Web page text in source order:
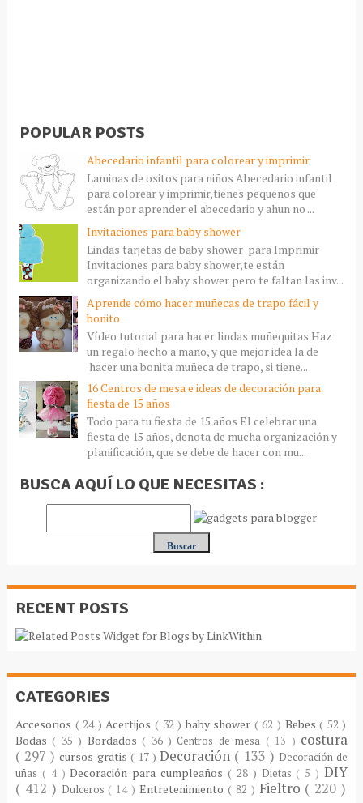
POPULAR POSTS
Abecedario infantil para colorear y imprimir
Laminas de ositos para niños Abecedario infantil
para colorear y imprimir,tienes pequeños que
están por aprender el abecedario y ahun no ...
Invitaciones para baby shower
Lindas tarjetas de baby shower para Imprimir
Invitaciones para baby shower,te están
organizando el baby shower pero te faltan las inv...
Aprende cómo hacer muñecas de trapo fácil y
bonito
Vídeo tutorial para hacer lindas muñequitas Haz
un regalo hecho a mano, y que mejor idea la de
hacer una bonita muñeca de trapo, si tiene...
16 Centros de mesa e ideas de decoración para
fiesta de 15 años
Todo para tu fiesta de 15 años El celebrar una
fiesta de 15 años, denota de mucha organización y
planificación, que se debe de hacer con mu...
BUSCA AQUÍ LO QUE NECESITAS :
RECENT POSTS
CATEGORIES
Accesorios ( 24 )Acertijos ( 32 ) baby shower ( 62 ) Bebes( 52 )
Bodas( 35 ) Bordados( 36 ) Centros de mesa ( 13 ) costura
( 297 )cursos gratis ( 17 )Decoración ( 133 ) Decoración de
uñas ( 4 )Decoración para cumpleaños( 28 ) Dietas ( 5 )DIY
( 412 ) Dulceros ( 14 )Entretenimiento ( 82 ) Fieltro ( 220 )